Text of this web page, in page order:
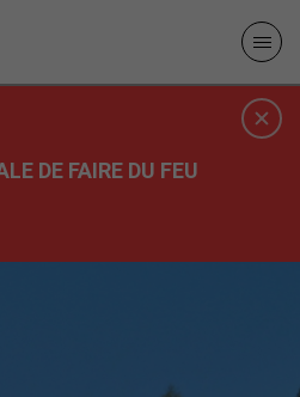
DE FAIRE DU FEU